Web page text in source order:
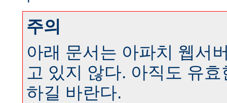
주의
아래 문서는 아파치 웹서
고 있지 않다. 아직도 유
하길 바란다.